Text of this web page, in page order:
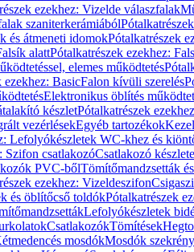
ezekhez: Vizelde válaszfalak
szaniterkerámiából
és átmeneti idomokPótalkatrészek
alattPótalkatrészek ezekhez:
elemes működtetés
ezekhez: BasicFalon kívüli szerelés
Elektronikus öblítés
készletPótalkatrészek
vezérlésekEgyéb tartozékok
Lefolyókészletek WC-khez és
Szifon csatlakozóCsatlakozó
PVC-bőlTömítőmandzsetták
ezekhez: Vizeldeszifon
és öblítőcső toldókPótalkatrészek
Lefolyókészletek
CsatlakozókTömítések
mosdókMosdók